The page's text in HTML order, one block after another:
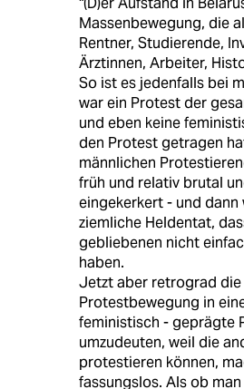
Massenbewegung, die
Rentner, Studierende,
Ärztinnen, Arbeiter,
So ist es jedenfalls bei
war ein Protest der
und eben keine
den Protest getragen
männlichen
früh und relativ brutal
eingekerkert - und
ziemliche Heldentat,
gebliebenen nicht
haben.
Jetzt aber retrograd
Protestbewegung in
feministisch - geprägte
umzudeuten, weil die
protestieren können,
fassungslos. Als ob